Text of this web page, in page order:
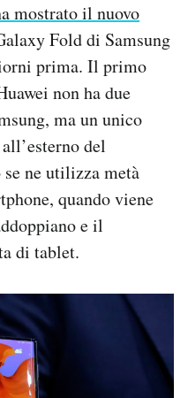
mostrato il nuovo
Fold di Samsung
prima. Il primo
non ha due
ma un unico
del
ne utilizza metà
quando viene
e il
di tablet.